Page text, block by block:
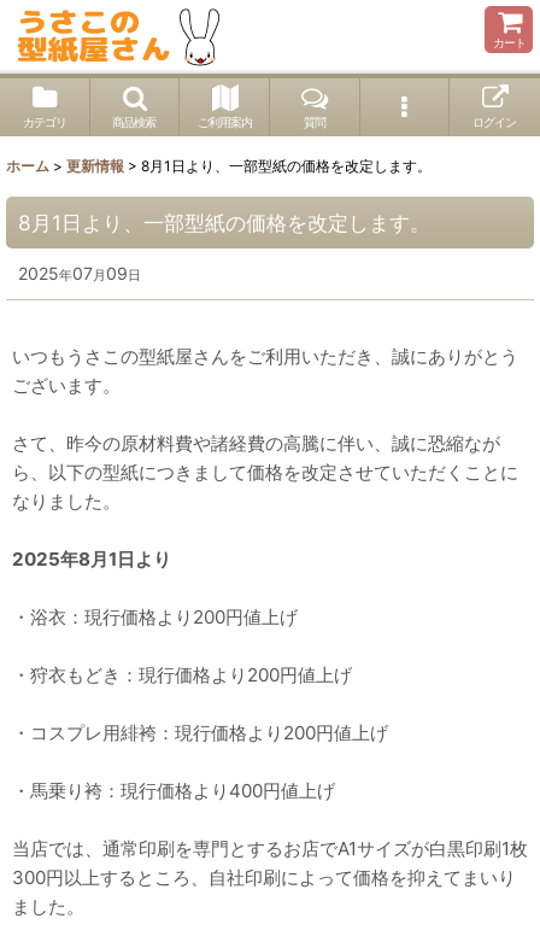
カート
カテゴリ 商品検索 ご利用案内 質問 ログイン
ホーム > 更新情報 > 8月1日より、一部型紙の価格を改定します。
8月1日より、一部型紙の価格を改定します。
2025年07月 09日
いつもうさこの型紙屋さんをご利用いただき、誠にありがとう
ございます。
さて、昨今の原材料費や諸経費の高騰に伴い、誠に恐縮なが
ら、以下の型紙につきまして価格を改定させていただくことに
なりました。
2025年8月1日より
・浴衣：現行価格より200円値上げ
・狩衣もどき：現行価格より200円値上げ
・コスプレ用緋袴：現行価格より200円値上げ
・馬乗り袴：現行価格より400円値上げ
当店では、通常印刷を専門とするお店でA1サイズが白黒印刷1枚
300円以上するところ、自社印刷によって価格を抑えてまいり
ました。